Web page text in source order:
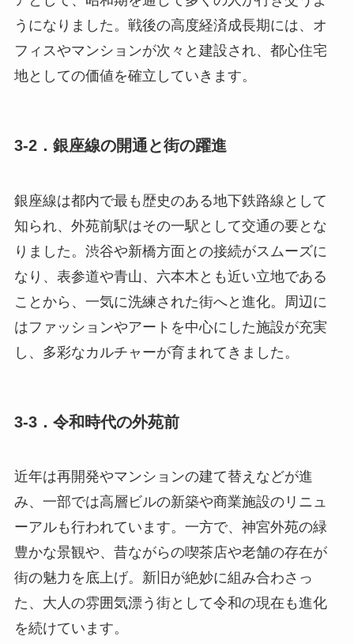
うになりました。戦後の高度経済成長期には、オ
フィスやマンションが次々と建設され、都心住宅
地としての価値を確立していきます。
3-2．銀座線の開通と街の躍進
銀座線は都内で最も歴史のある地下鉄路線として
知られ、外苑前駅はその一駅として交通の要とな
りました。渋谷や新橋方面との接続がスムーズに
なり、表参道や青山、六本木とも近い立地である
ことから、一気に洗練された街へと進化。周辺に
はファッションやアートを中心にした施設が充実
し、多彩なカルチャーが育まれてきました。
3-3．令和時代の外苑前
近年は再開発やマンションの建て替えなどが進
み、一部では高層ビルの新築や商業施設のリニュ
ーアルも行われています。一方で、神宮外苑の緑
豊かな景観や、昔ながらの喫茶店や老舗の存在が
街の魅力を底上げ。新旧が絶妙に組み合わさっ
た、大人の雰囲気漂う街として令和の現在も進化
を続けています。